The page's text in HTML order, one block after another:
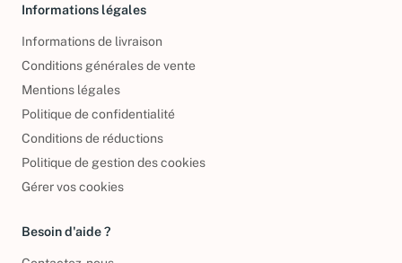
Informations légales
Informations de livraison
Conditions générales de vente
Mentions légales
Politique de confidentialité
Conditions de réductions
Politique de gestion des cookies
Gérer vos cookies
Besoin d'aide ?